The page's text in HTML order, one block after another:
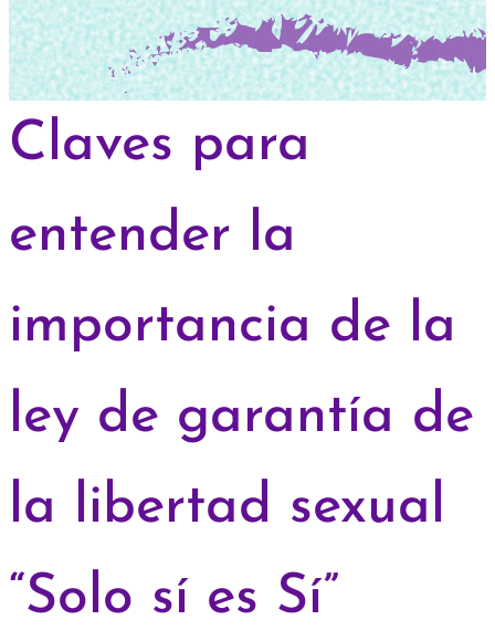
Claves para
entender la
importancia de la
ley de garantía de
la libertad sexual
“Solo sí es Sí”